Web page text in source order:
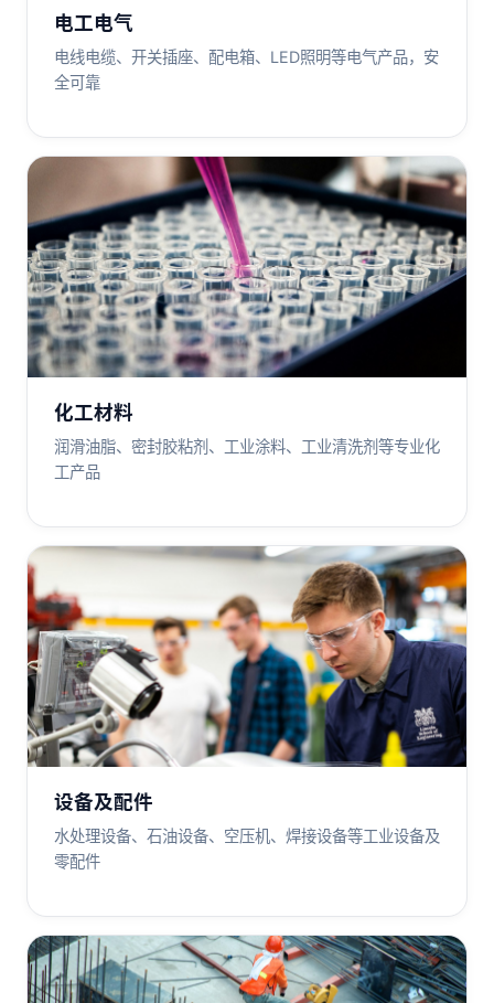
电工电气
电线电缆、开关插座、配电箱、LED照明等电气产品，安
全可靠
化工材料
润滑油脂、密封胶粘剂、工业涂料、工业清洗剂等专业化
工产品
设备及配件
水处理设备、石油设备、空压机、焊接设备等工业设备及
零配件